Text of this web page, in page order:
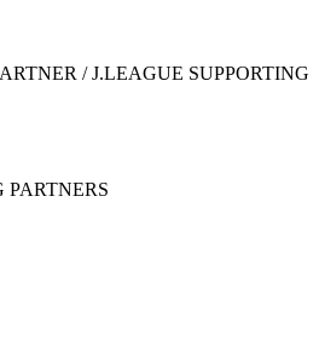
/ J.LEAGUE SUPPORTING
PARTNERS